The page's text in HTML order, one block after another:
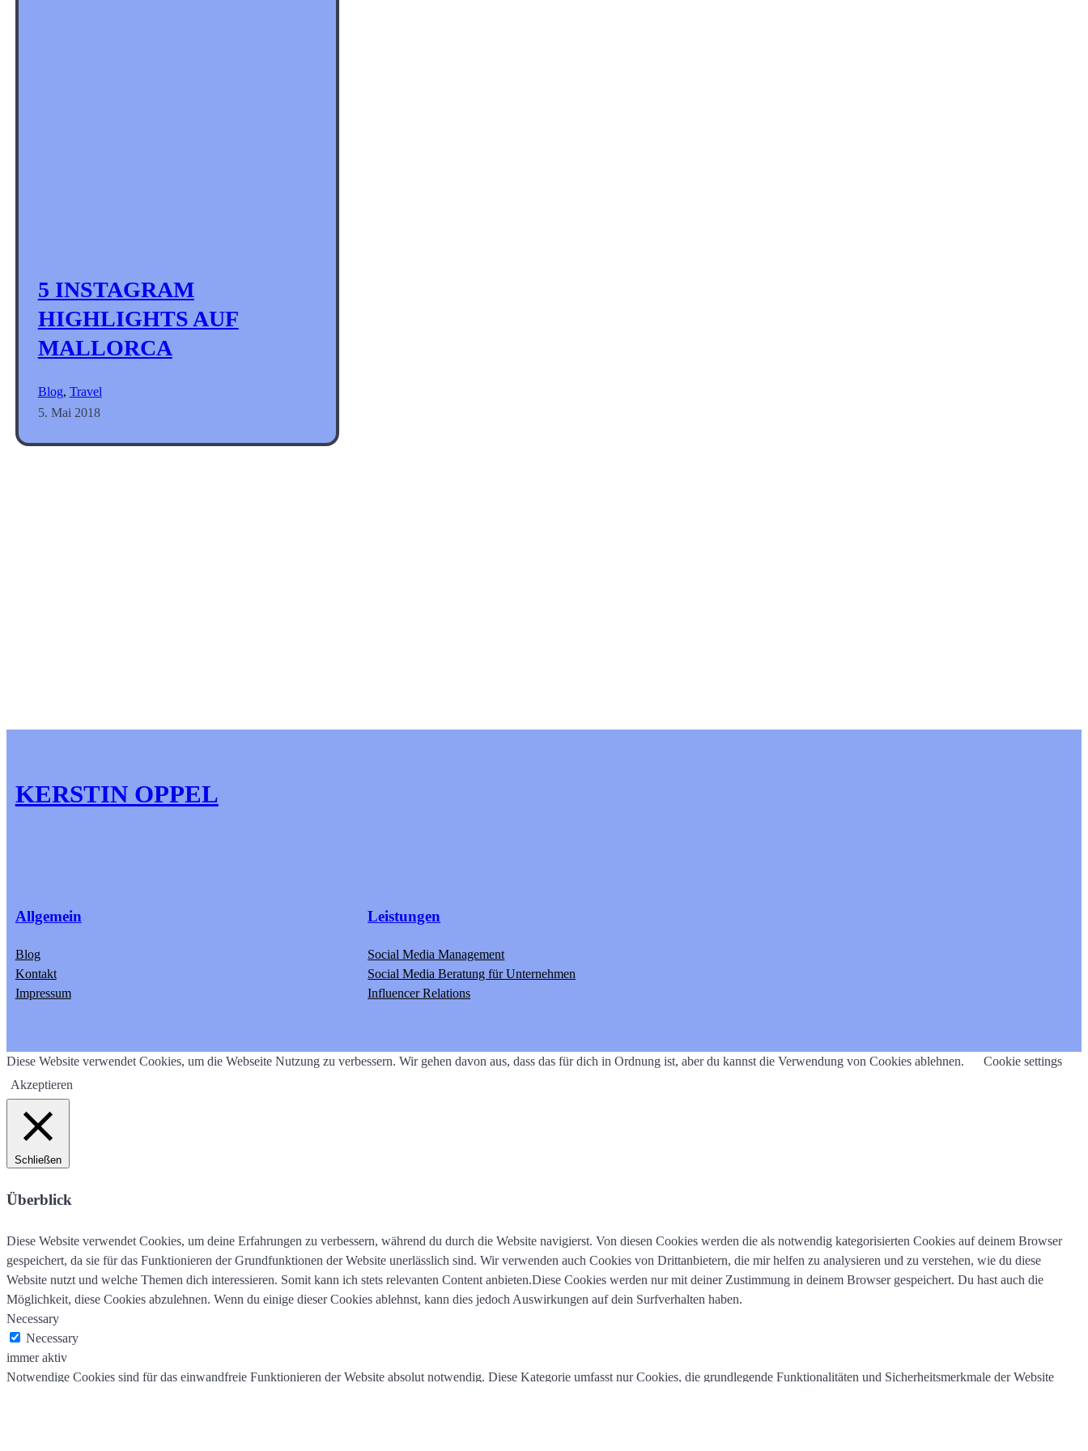
5 INSTAGRAM
HIGHLIGHTS AUF
MALLORCA
Blog, Travel
5. Mai 2018
KERSTIN OPPEL
Allgemein
Blog
Kontakt
Impressum
Leistungen
Social Media Management
Social Media Beratung für Unternehmen
Influencer Relations
Diese Website verwendet Cookies, um die Webseite Nutzung zu verbessern. Wir gehen davon aus, dass das für dich in Ordnung ist, aber du kannst die Verwendung von Cookies ablehnen.
Cookie settings
Akzeptieren
Schließen
Überblick
Diese Website verwendet Cookies, um deine Erfahrungen zu verbessern, während du durch die Website navigierst. Von diesen Cookies werden die als notwendig kategorisierten Cookies auf deinem Browser
gespeichert, da sie für das Funktionieren der Grundfunktionen der Website unerlässlich sind. Wir verwenden auch Cookies von Drittanbietern, die mir helfen zu analysieren und zu verstehen, wie du diese
Website nutzt und welche Themen dich interessieren. Somit kann ich stets relevanten Content anbieten.Diese Cookies werden nur mit deiner Zustimmung in deinem Browser gespeichert. Du hast auch die
Möglichkeit, diese Cookies abzulehnen. Wenn du einige dieser Cookies ablehnst, kann dies jedoch Auswirkungen auf dein Surfverhalten haben.
Necessary
Necessary
immer aktiv
Notwendige Cookies sind für das einwandfreie Funktionieren der Website absolut notwendig. Diese Kategorie umfasst nur Cookies, die grundlegende Funktionalitäten und Sicherheitsmerkmale der Website